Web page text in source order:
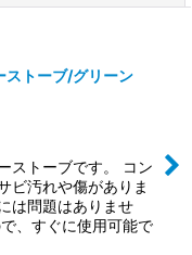
トーブ/グリーン
ストーブです。 コン
ビ汚れや傷がありま
は問題はありませ
、すぐに使用可能で